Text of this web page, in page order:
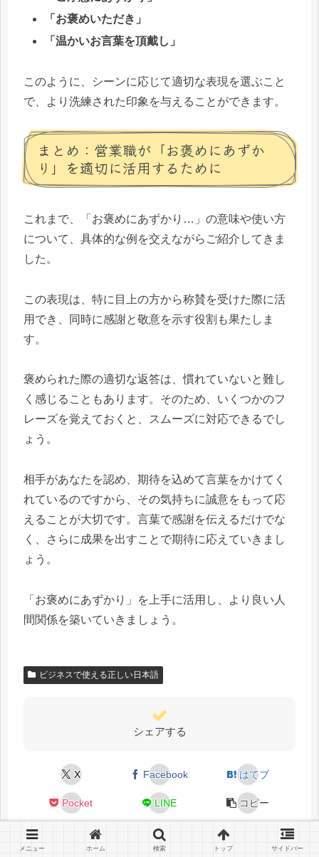
「お褒めいただき」
「温かいお言葉を頂戴し」
このように、シーンに応じて適切な表現を選ぶこと
で、より洗練された印象を与えることができます。
まとめ：営業職が「お褒めにあずか
り」を適切に活用するために
これまで、「お褒めにあずかり…」の意味や使い方
について、具体的な例を交えながらご紹介してきま
した。
この表現は、特に目上の方から称賛を受けた際に活
用でき、同時に感謝と敬意を示す役割も果たしま
す。
褒められた際の適切な返答は、慣れていないと難し
く感じることもあります。そのため、いくつかのフ
レーズを覚えておくと、スムーズに対応できるでし
ょう。
相手があなたを認め、期待を込めて言葉をかけてく
れているのですから、その気持ちに誠意をもって応
えることが大切です。言葉で感謝を伝えるだけでな
く、さらに成果を出すことで期待に応えていきまし
ょう。
「お褒めにあずかり」を上手に活用し、より良い人
間関係を築いていきましょう。
ビジネスで使える正しい日本語
シェアする
X Facebook はてブ
Pocket LINE コピー
メニュー ホーム 検索 トップ サイドバー